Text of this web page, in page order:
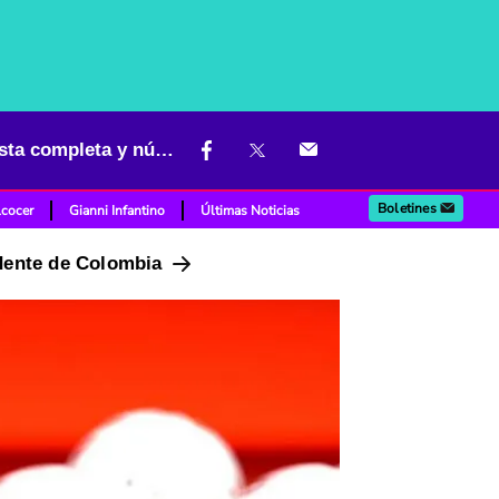
Resultados de todos los chances de Colombia hoy 13 de febrero: lista completa y números
Gianni Infantino Últimas Noticias Boletines
de Colombia